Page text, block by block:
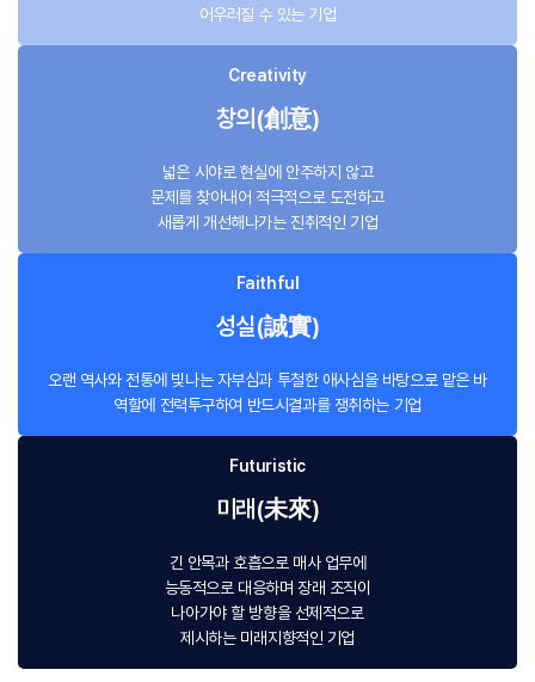
어우러질 수 있는 기업
Creativity
창의(創意)
넓은 시야로 현실에 안주하지 않고
문제를 찾아내어 적극적으로 도전하고
새롭게 개선해나가는 진취적인 기업
Faithful
성실(誠實)
오랜 역사와 전통에 빛나는 자부심과 투철한 애사심을 바탕으로 맡은 바
역할에 전력투구하여 반드시결과를 쟁취하는 기업
Futuristic
미래(未來)
긴 안목과 호흡으로 매사 업무에
능동적으로 대응하며 장래 조직이
나아가야 할 방향을 선제적으로
제시하는 미래지향적인 기업